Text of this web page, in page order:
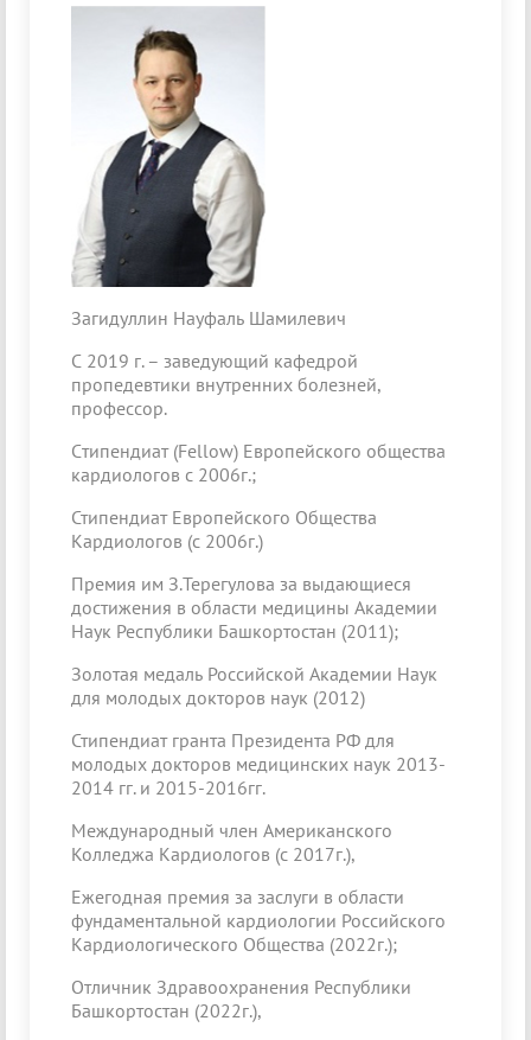
Загидуллин Науфаль Шамилевич
С 2019 г. – заведующий кафедрой
пропедевтики внутренних болезней,
профессор.
Cтипендиат (Fellow) Европейского общества
кардиологов с 2006г.;
Стипендиат Европейского Общества
Кардиологов (с 2006г.)
Премия им З.Терегулова за выдающиеся
достижения в области медицины Академии
Наук Республики Башкортостан (2011);
Золотая медаль Российской Академии Наук
для молодых докторов наук (2012)
Стипендиат гранта Президента РФ для
молодых докторов медицинских наук 2013-
2014 гг. и 2015-2016гг.
Международный член Американского
Колледжа Кардиологов (с 2017г.),
Ежегодная премия за заслуги в области
фундаментальной кардиологии Российского
Кардиологического Общества (2022г.);
Отличник Здравоохранения Республики
Башкортостан (2022г.),